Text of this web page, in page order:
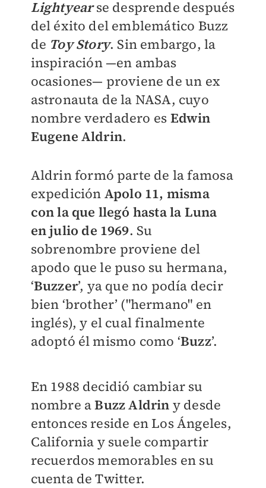
Lightyearse desprende después
del éxito del emblemático Buzz
de Toy Story. Sin embargo, la
inspiración —en ambas
ocasiones— proviene de un ex
astronauta de la NASA, cuyo
nombre verdadero es Edwin
Eugene Aldrin.
Aldrin formó parte de la famosa
expedición Apolo 11, misma
con la que llegó hasta la Luna
en julio de 1969. Su
sobrenombre proviene del
apodo que le puso su hermana,
‘Buzzer’, ya que no podía decir
bien ‘brother’ ("hermano" en
inglés), y el cual finalmente
adoptó él mismo como ‘Buzz’.
En 1988 decidió cambiar su
nombre aBuzz Aldrin y desde
entonces reside en Los Ángeles,
California y suele compartir
recuerdos memorables en su
cuenta de Twitter.